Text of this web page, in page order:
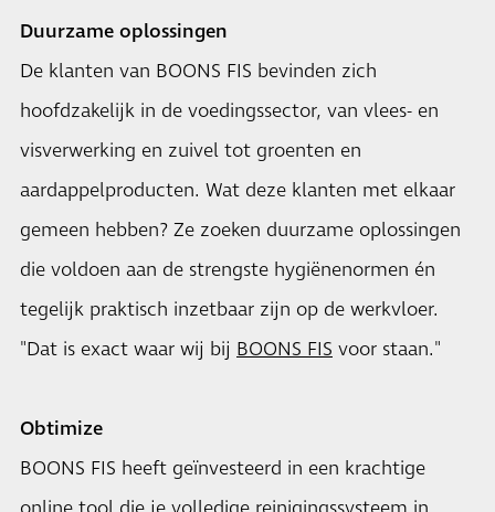
Duurzame oplossingen
De klanten van BOONS FIS bevinden zich
hoofdzakelijk in de voedingssector, van vlees- en
visverwerking en zuivel tot groenten en
aardappelproducten. Wat deze klanten met elkaar
gemeen hebben? Ze zoeken duurzame oplossingen
die voldoen aan de strengste hygiënenormen én
tegelijk praktisch inzetbaar zijn op de werkvloer.
"Dat is exact waar wij bij BOONS FIS voor staan."
Obtimize
BOONS FIS heeft geïnvesteerd in een krachtige